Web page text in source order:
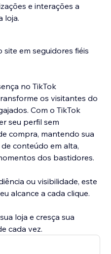
e interações a
loja.
em seguidores fiéis
no TikTok
os visitantes do
Com o TikTok
seu perfil sem
compra, mantendo sua
conteúdo em alta,
dos bastidores.
ou visibilidade, este
alcance a cada clique.
loja e cresça sua
cada vez.